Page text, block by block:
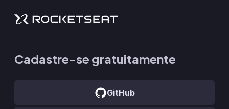
Cadastre-se gratuitamente
GitHub